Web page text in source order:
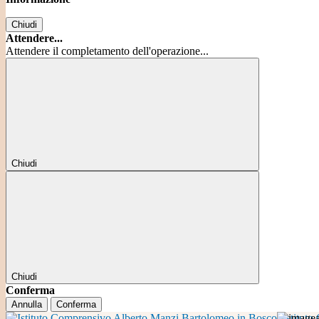
Chiudi
Attendere...
Attendere il completamento dell'operazione...
Chiudi
Chiudi
Conferma
Annulla Conferma